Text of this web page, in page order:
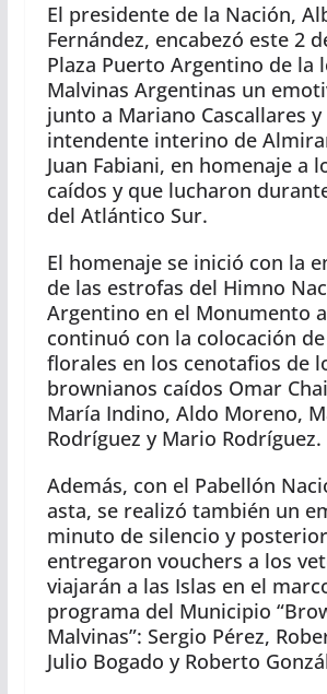
El presidente de la Nación,
Fernández, encabezó este 2
Plaza Puerto Argentino de la
Malvinas Argentinas un
junto a Mariano Cascallares y
intendente interino de
Juan Fabiani, en homenaje a
caídos y que lucharon
del Atlántico Sur.
El homenaje se inició con la
de las estrofas del Himno
Argentino en el Monumento
continuó con la colocación
florales en los cenotafios de
brownianos caídos Omar
María Indino, Aldo Moreno,
Rodríguez y Mario Rodríguez.
Además, con el Pabellón
asta, se realizó también un
minuto de silencio y
entregaron vouchers a los
viajarán a las Islas en el
programa del Municipio
Malvinas”: Sergio Pérez,
Julio Bogado y Roberto